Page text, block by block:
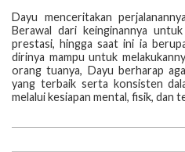
Dayu menceritakan
Berawal dari keinginannya
prestasi, hingga saat ini ia
dirinya mampu untuk
orang tuanya, Dayu berharap
yang terbaik serta konsisten
melalui kesiapan mental, fisik, dan